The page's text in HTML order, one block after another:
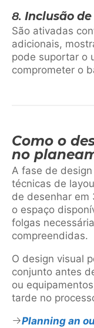
8. Inclusão
São ativadas
adicionais,
pode suportar o
comprometer o
Como o
no
A fase de
técnicas de
de desenhar em
o espaço
folgas
compreendidas.
O design visual
conjunto antes
ou
tarde no
Planning an